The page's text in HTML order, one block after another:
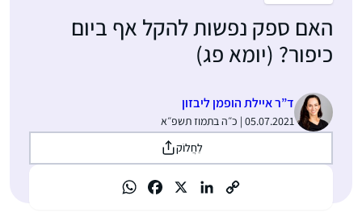
האם ספק נפשות להקל אף ביום
כיפור? (יומא פג)
ד”ר איילת הופמן ליבזון
05.07.2021 | כ״ה בתמוז תשפ״א
לַחֲלוֹק